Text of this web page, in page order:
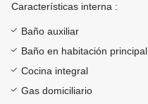
Características interna :
Baño auxiliar
Baño en habitación principal
Cocina integral
Gas domiciliario